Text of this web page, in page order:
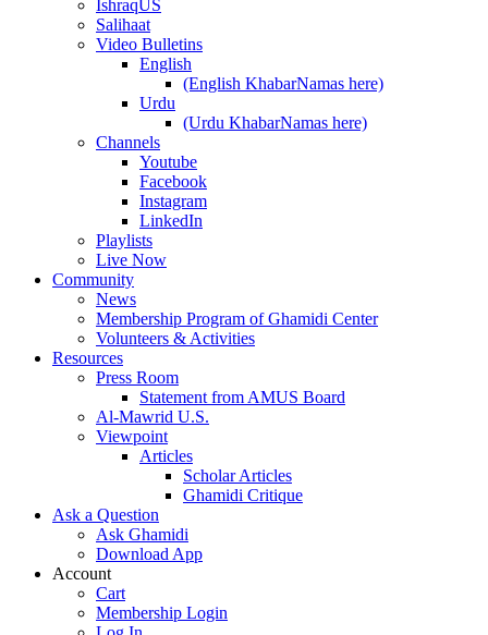
IshraqUS
Salihaat
Video Bulletins
English
(English KhabarNamas here)
Urdu
(Urdu KhabarNamas here)
Channels
Youtube
Facebook
Instagram
LinkedIn
Playlists
Live Now
Community
News
Membership Program of Ghamidi Center
Volunteers & Activities
Resources
Press Room
Statement from AMUS Board
Al-Mawrid U.S.
Viewpoint
Articles
Scholar Articles
Ghamidi Critique
Ask a Question
Ask Ghamidi
Download App
Account
Cart
Membership Login